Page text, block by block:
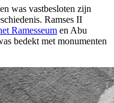
en was vastbesloten zijn
Ramses II
Ramesseum en Abu
bedekt met monumenten